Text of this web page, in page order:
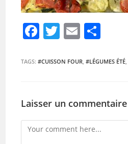
F
c
b
o
o
T
itt
E
ai ta
er
TAGS:#CUISSON FOUR #LÉGUMES ÉTÉ
Laisser un commentaire